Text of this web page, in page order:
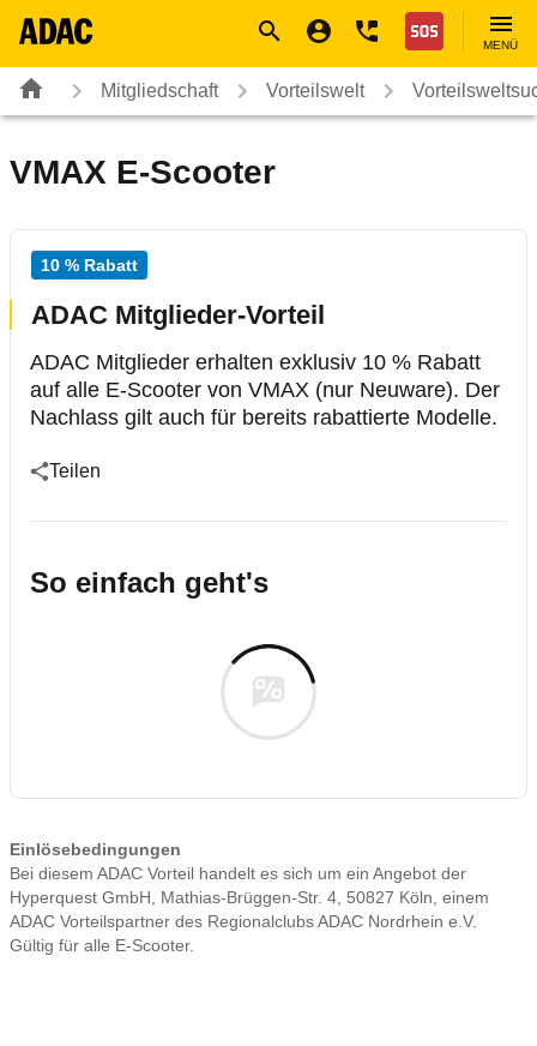
Nothilfe
MENÜ
Mitgliedschaft Vorteilswelt
VMAX E-Scooter
10 % Rabatt
ADAC Mitglieder-Vorteil
ADAC Mitglieder erhalten exklusiv 10 % Rabatt
auf alle E-Scooter von VMAX (nur Neuware). Der
Nachlass gilt auch für bereits rabattierte Modelle.
Teilen
So einfach geht's
Einlösebedingungen
Bei diesem ADAC Vorteil handelt es sich um ein Angebot der
Hyperquest GmbH, Mathias-Brüggen-Str. 4, 50827 Köln, einem
ADAC Vorteilspartner des Regionalclubs ADAC Nordrhein e.V.
Gültig für alle E-Scooter.